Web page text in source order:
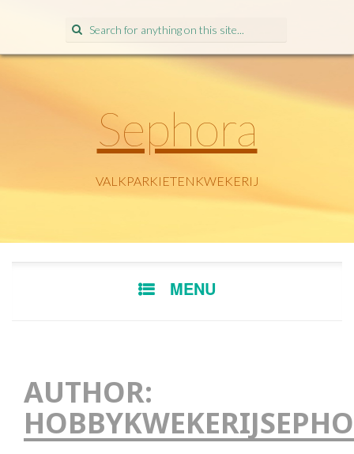
Search
for:
Sephora
VALKPARKIETENKWEKERIJ
MENU
AUTHOR: